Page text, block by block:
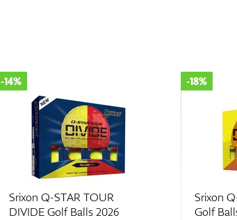
Srixon Q-STAR TOUR
DIVIDE Golf Balls 2026
-14%
Srixon
Golf
-18%